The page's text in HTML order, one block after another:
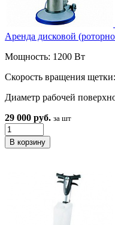
Аренда дисковой
Мощность: 1200 Вт
Скорость вращения
Диаметр рабочей
29 000 руб. за шт